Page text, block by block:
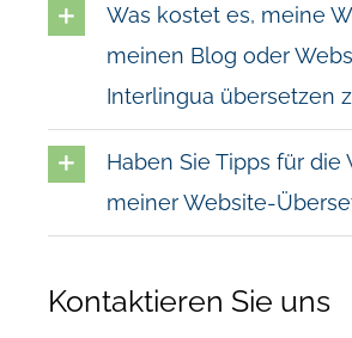
Was kostet es, meine
meinen Blog oder
Interlingua übersetzen
Haben Sie Tipps für die
meiner Website-
Kontaktieren Sie uns